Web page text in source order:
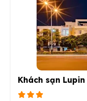
Khách sạn